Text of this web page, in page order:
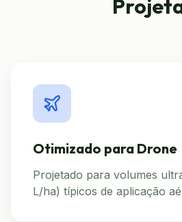
Otimizado para Drone
Projetado para volumes
L/ha) típicos de aplicação